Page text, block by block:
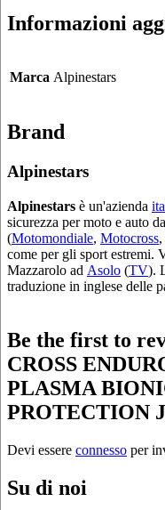
Informazioni
Marca Alpinestars
Brand
Alpinestars
Alpinestars è un'azienda
sicurezza per moto e auto
(Motomondiale, Motocross,
come per gli sport estremi.
Mazzarolo ad Asolo (TV).
traduzione in inglese delle
Be the first to
CROSS
PLASMA
PROTECTION
Devi essere connesso per
Su di noi